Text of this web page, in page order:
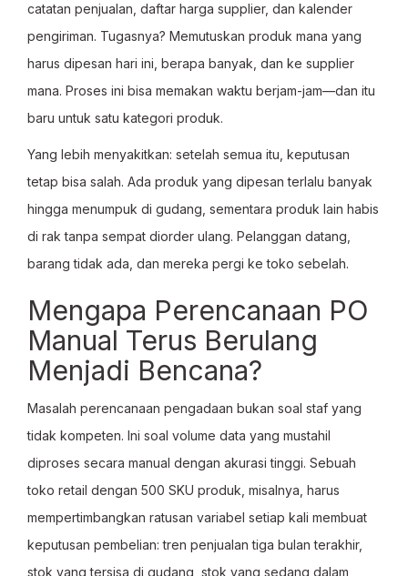
catatan penjualan, daftar harga supplier, dan kalender
pengiriman. Tugasnya? Memutuskan produk mana yang
harus dipesan hari ini, berapa banyak, dan ke supplier
mana. Proses ini bisa memakan waktu berjam-jam—dan itu
baru untuk satu kategori produk.
Yang lebih menyakitkan: setelah semua itu, keputusan
tetap bisa salah. Ada produk yang dipesan terlalu banyak
hingga menumpuk di gudang, sementara produk lain habis
di rak tanpa sempat diorder ulang. Pelanggan datang,
barang tidak ada, dan mereka pergi ke toko sebelah.
Mengapa Perencanaan PO
Manual Terus Berulang
Menjadi Bencana?
Masalah perencanaan pengadaan bukan soal staf yang
tidak kompeten. Ini soal volume data yang mustahil
diproses secara manual dengan akurasi tinggi. Sebuah
toko retail dengan 500 SKU produk, misalnya, harus
mempertimbangkan ratusan variabel setiap kali membuat
keputusan pembelian: tren penjualan tiga bulan terakhir,
stok yang tersisa di gudang, stok yang sedang dalam